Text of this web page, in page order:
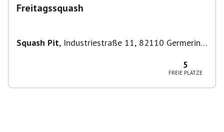
Freitagssquash
Squash Pit, Industriestraße 11, 82110 Germering,
5
FREIE PLÄTZE